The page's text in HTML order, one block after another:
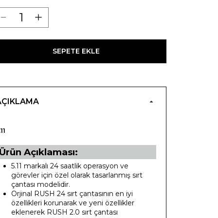
SEPETE EKLE
Açıklaması:
5.11 markalı 24 saatlik operasyon ve
görevler için özel olarak tasarlanmış sırt
çantası modelidir.
Orjinal RUSH 24 sırt çantasının en iyi
özellikleri korunarak ve yeni özellikler
eklenerek RUSH 2.0 sırt çantası